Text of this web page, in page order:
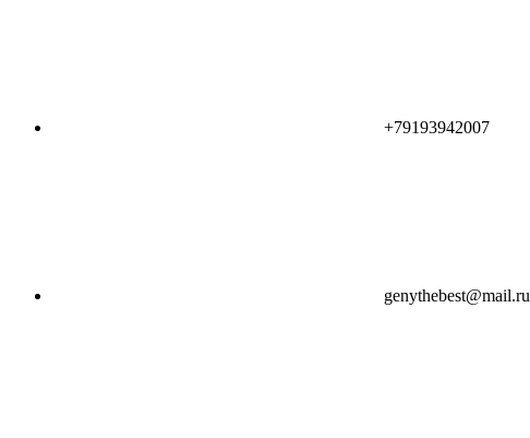
+79193942007
genythebest@mail.ru